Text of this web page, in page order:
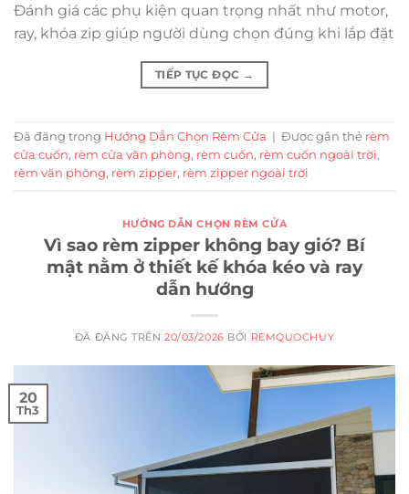
Đánh giá các phụ kiện quan trọng nhất như motor,
ray, khóa zip giúp người dùng chọn đúng khi lắp đặt
TIẾP TỤC ĐỌC →
Đã đăng trong Hướng Dẫn Chọn Rèm Cửa | Được gắn thẻ rèm
cửa cuốn, rèm cửa văn phòng, rèm cuốn, rèm cuốn ngoài trời,
rèm văn phòng, rèm zipper, rèm zipper ngoài trời
HƯỚNG DẪN CHỌN RÈM CỬA
Vì sao rèm zipper không bay gió? Bí
mật nằm ở thiết kế khóa kéo và ray
dẫn hướng
ĐÃ ĐĂNG TRÊN20/03/2026 BỞI REMQUOCHUY
20
Th3